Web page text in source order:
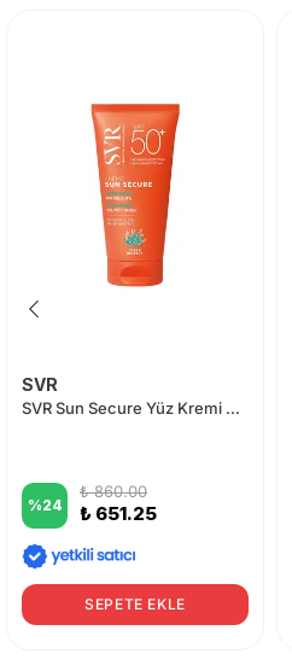
SVR
SVR Sun Secure Yüz Kremi SPF50+ 50 ml
%24
₺ 860.00
₺ 651.25
SEPETE EKLE